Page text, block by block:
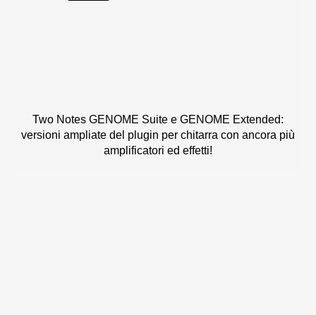
Two Notes GENOME Suite e GENOME Extended:
versioni ampliate del plugin per chitarra con ancora più
amplificatori ed effetti!